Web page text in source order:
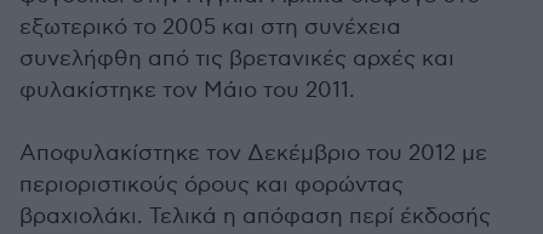
εξωτερικό το 2005 και στη συνέχεια
συνελήφθη από τις βρετανικές αρχές και
φυλακίστηκε τον Μάιο του 2011.
Αποφυλακίστηκε τον Δεκέμβριο του 2012 με
περιοριστικούς όρους και φορώντας
βραχιολάκι. Τελικά η απόφαση περί έκδοσής